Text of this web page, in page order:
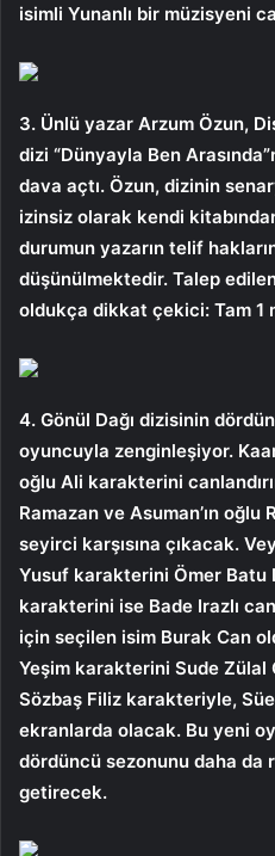
isimli Yunanlı bir müzisyeni
3. Ünlü yazar Arzum Özun,
dizi “Dünyayla Ben
dava açtı. Özun, dizinin
izinsiz olarak kendi
durumun yazarın telif
düşünülmektedir. Talep
oldukça dikkat çekici: Tam 1
4. Gönül Dağı dizisinin
oyuncuyla zenginleşiyor.
oğlu Ali karakterini
Ramazan ve Asuman’ın
seyirci karşısına çıkacak.
Yusuf karakterini Ömer Batu
karakterini ise Bade Irazlı
için seçilen isim Burak Can
Yeşim karakterini Sude Zülal
Sözbaş Filiz karakteriyle,
ekranlarda olacak. Bu yeni
dördüncü sezonunu daha da
getirecek.